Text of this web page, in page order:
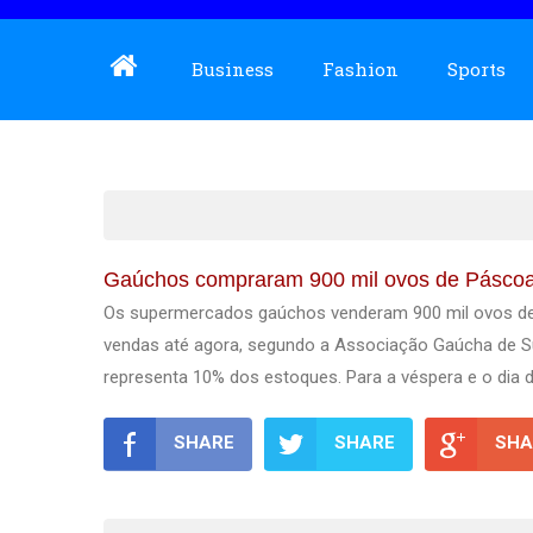
Business Fashion Sports
Gaúchos compraram 900 mil ovos de
Os supermercados gaúchos venderam 900 mil ovos
vendas até agora, segundo a Associação Gaúcha de
representa 10% dos estoques. Para a véspera e o dia
SHARE SHARE